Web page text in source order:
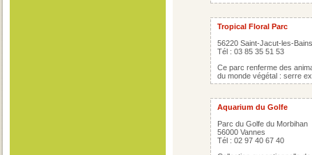
Tropical Floral Parc
56220 Saint-Jacut-les-Bains
Tél : 03 85 35 51 53
Ce parc renferme des
du monde végétal : serre
Aquarium du Golfe
Parc du Golfe du Morbihan
56000 Vannes
Tél : 02 97 40 67 40